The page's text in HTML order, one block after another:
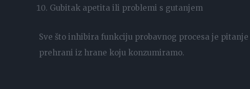
Gubitak apetita ili problemi s gutanjem
Sve što inhibira funkciju probavnog procesa je
prehrani iz hrane koju konzumiramo.